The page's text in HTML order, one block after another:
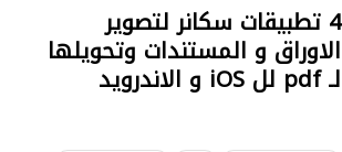
4 تطبيقات سكانر لتصوير
الاوراق و المستندات وتحويلها
لـ pdf لل iOS و الاندرويد